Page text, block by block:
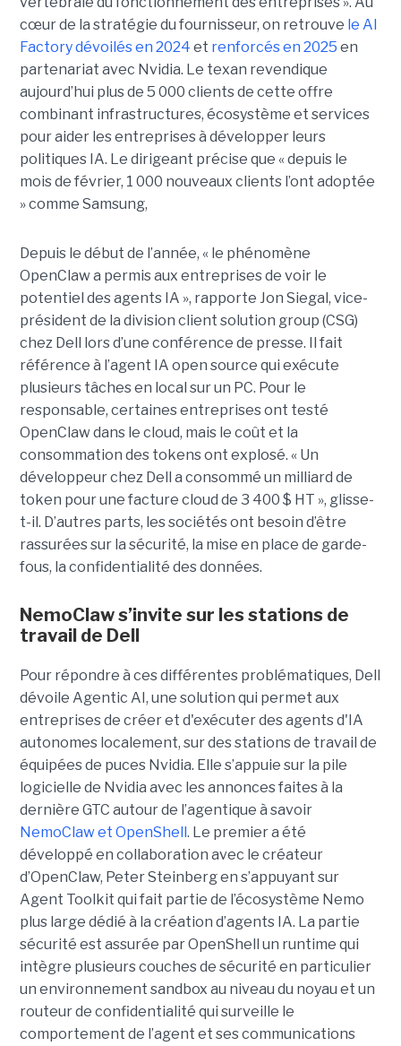
cœur de la stratégie du fournisseur, on retrouve le AI
Factory dévoilés en 2024 et renforcés en 2025 en
partenariat avec Nvidia. Le texan revendique
aujourd’hui plus de 5 000 clients de cette offre
combinant infrastructures, écosystème et services
pour aider les entreprises à développer leurs
politiques IA. Le dirigeant précise que « depuis le
mois de février, 1 000 nouveaux clients l’ont adoptée
» comme Samsung,
Depuis le début de l’année, « le phénomène
OpenClaw a permis aux entreprises de voir le
potentiel des agents IA », rapporte Jon Siegal, vice-
président de la division client solution group (CSG)
chez Dell lors d’une conférence de presse. Il fait
référence à l’agent IA open source qui exécute
plusieurs tâches en local sur un PC. Pour le
responsable, certaines entreprises ont testé
OpenClaw dans le cloud, mais le coût et la
consommation des tokens ont explosé. « Un
développeur chez Dell a consommé un milliard de
token pour une facture cloud de 3 400 $ HT », glisse-
t-il. D’autres parts, les sociétés ont besoin d’être
rassurées sur la sécurité, la mise en place de garde-
fous, la confidentialité des données.
NemoClaw s’invite sur les stations de
travail de Dell
Pour répondre à ces différentes problématiques, Dell
dévoile Agentic AI, une solution qui permet aux
entreprises de créer et d'exécuter des agents d'IA
autonomes localement, sur des stations de travail de
équipées de puces Nvidia. Elle s’appuie sur la pile
logicielle de Nvidia avec les annonces faites à la
dernière GTC autour de l’agentique à savoir
NemoClaw et OpenShell. Le premier a été
développé en collaboration avec le créateur
d’OpenClaw, Peter Steinberg en s’appuyant sur
Agent Toolkit qui fait partie de l’écosystème Nemo
plus large dédié à la création d’agents IA. La partie
sécurité est assurée par OpenShell un runtime qui
intègre plusieurs couches de sécurité en particulier
un environnement sandbox au niveau du noyau et un
routeur de confidentialité qui surveille le
comportement de l’agent et ses communications